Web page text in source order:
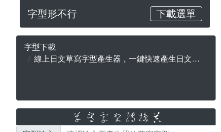
字型形不行 下載選單
字型下載
線上日文草寫字型產生器，一鍵快速產生日文字型，無版權合法可商用